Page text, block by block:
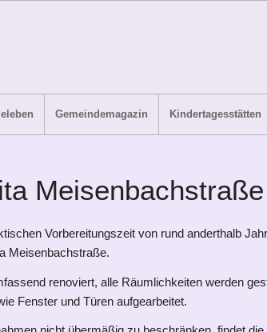
Gemeindemagazin Kindertagesstätten
Vorbereitungszeit von rund anderthalb
Meisenbachstraße.
renoviert, alle Räumlichkeiten werden
Fenster und Türen aufgearbeitet.